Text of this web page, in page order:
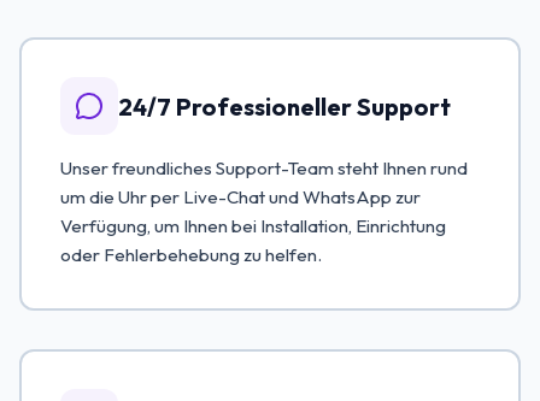
24/7 Professioneller Support
Unser freundliches Support-Team steht Ihnen rund
um die Uhr per Live-Chat und WhatsApp zur
Verfügung, um Ihnen bei Installation, Einrichtung
oder Fehlerbehebung zu helfen.